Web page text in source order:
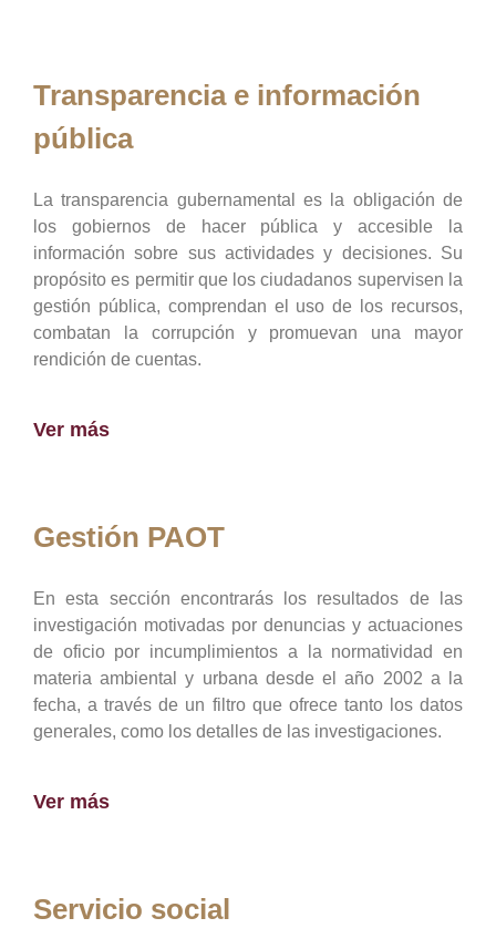
Transparencia e información
pública
La transparencia gubernamental es la obligación de
los gobiernos de hacer pública y accesible la
información sobre sus actividades y decisiones. Su
propósito es permitir que los ciudadanos supervisen la
gestión pública, comprendan el uso de los recursos,
combatan la corrupción y promuevan una mayor
rendición de cuentas.
Ver más
Gestión PAOT
En esta sección encontrarás los resultados de las
investigación motivadas por denuncias y actuaciones
de oficio por incumplimientos a la normatividad en
materia ambiental y urbana desde el año 2002 a la
fecha, a través de un filtro que ofrece tanto los datos
generales, como los detalles de las investigaciones.
Ver más
Servicio social